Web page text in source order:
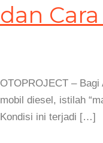
dan
OTOPROJECT –
mobil diesel, istilah
Kondisi ini terjadi […]